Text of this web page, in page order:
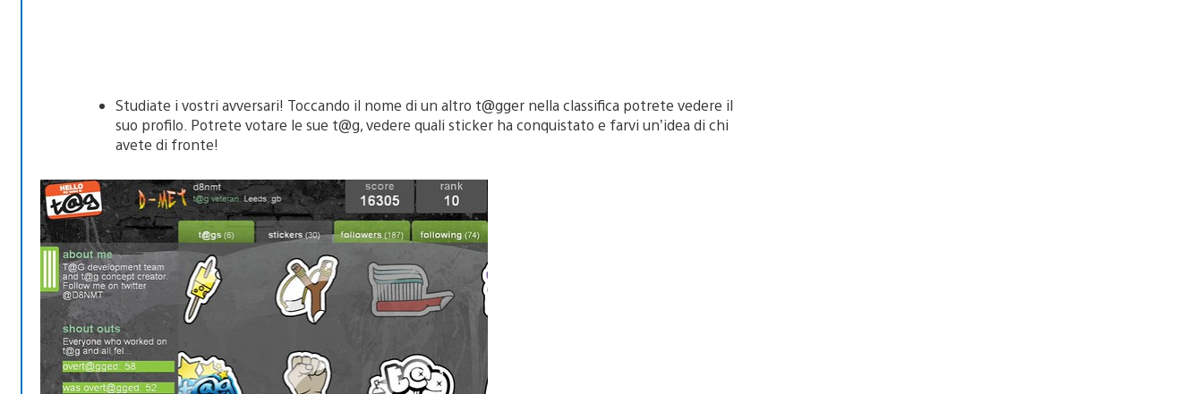
Studiate i vostri avversari! Toccando il nome di un altro t@gger nella classifica potrete vedere il
suo profilo. Potrete votare le sue t@g, vedere quali sticker ha conquistato e farvi un’idea di chi
avete di fronte!